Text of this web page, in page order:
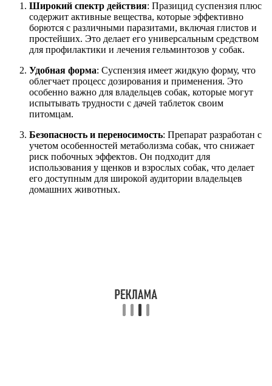
Широкий спектр действия: Празицид суспензия плюс
содержит активные вещества, которые эффективно
борются с различными паразитами, включая глистов и
простейших. Это делает его универсальным средством
для профилактики и лечения гельминтозов у собак.
Удобная форма: Суспензия имеет жидкую форму, что
облегчает процесс дозирования и применения. Это
особенно важно для владельцев собак, которые могут
испытывать трудности с дачей таблеток своим
питомцам.
Безопасность и переносимость: Препарат разработан с
учетом особенностей метаболизма собак, что снижает
риск побочных эффектов. Он подходит для
использования у щенков и взрослых собак, что делает
его доступным для широкой аудитории владельцев
домашних животных.